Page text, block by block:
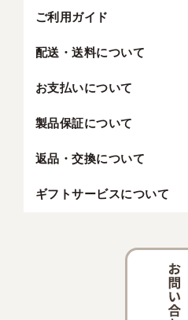
ご利用ガイド
配送・送料について
お支払いについて
製品保証について
返品・交換について
ギフトサービスについて